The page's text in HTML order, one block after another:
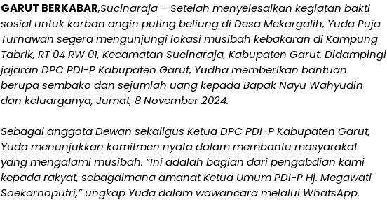
GARUT BERKABAR,Sucinaraja – Setelah menyelesaikan kegiatan bakti
sosial untuk korban angin puting beliung di Desa Mekargalih, Yuda Puja
Turnawan segera mengunjungi lokasi musibah kebakaran di Kampung
Tabrik, RT 04 RW 01, Kecamatan Sucinaraja, Kabupaten Garut. Didampingi
jajaran DPC PDI-P Kabupaten Garut, Yudha memberikan bantuan
berupa sembako dan sejumlah uang kepada Bapak Nayu Wahyudin
dan keluarganya, Jumat, 8 November 2024.
Sebagai anggota Dewan sekaligus Ketua DPC PDI-P Kabupaten Garut,
Yuda menunjukkan komitmen nyata dalam membantu masyarakat
yang mengalami musibah. “Ini adalah bagian dari pengabdian kami
kepada rakyat, sebagaimana amanat Ketua Umum PDI-P Hj. Megawati
Soekarnoputri,” ungkap Yuda dalam wawancara melalui WhatsApp.